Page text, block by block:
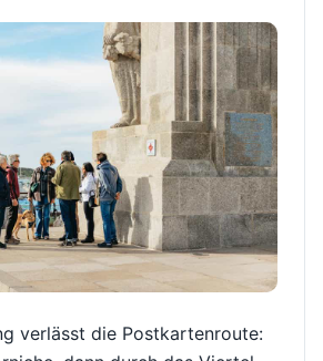
verlässt die Postkartenroute: